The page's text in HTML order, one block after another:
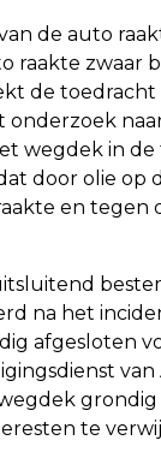
de auto
raakte zwaar
de toedracht
onderzoek
wegdek in
door olie op
en tegen
na het
afgesloten
van
grondig
te